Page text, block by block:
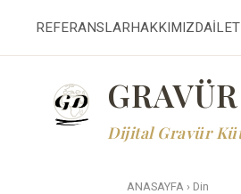
REFERANSLARHAKKIMIZDA
Dijital Gravür
ANASAYFA › Din